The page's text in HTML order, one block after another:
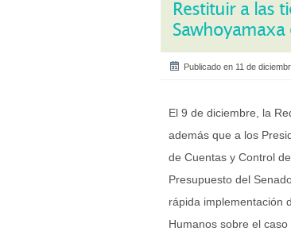
Restituir a las
Sawhoyamaxa
Publicado en 11 de
El 9 de diciembre, la
además que a los
de Cuentas y Control
Presupuesto del
rápida implementación
Humanos sobre el